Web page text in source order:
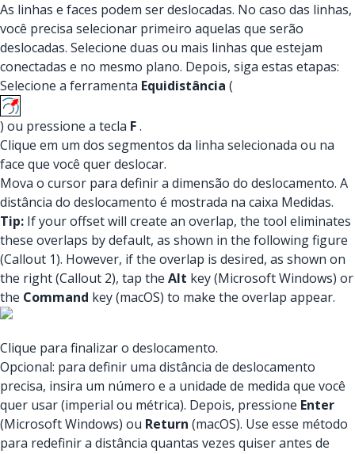
As linhas e faces podem ser deslocadas. No caso das linhas,
você precisa selecionar primeiro aquelas que serão
deslocadas. Selecione duas ou mais linhas que estejam
conectadas e no mesmo plano. Depois, siga estas etapas:
Selecione a ferramenta Equidistância (
) ou pressione a tecla F.
Clique em um dos segmentos da linha selecionada ou na
face que você quer deslocar.
Mova o cursor para definir a dimensão do deslocamento. A
distância do deslocamento é mostrada na caixa Medidas.
Tip: If your offset will create an overlap, the tool eliminates
these overlaps by default, as shown in the following figure
(Callout 1). However, if the overlap is desired, as shown on
the right (Callout 2), tap the Alt key (Microsoft Windows) or
the Command key (macOS) to make the overlap appear.
Clique para finalizar o deslocamento.
Opcional: para definir uma distância de deslocamento
precisa, insira um número e a unidade de medida que você
quer usar (imperial ou métrica). Depois, pressione Enter
(Microsoft Windows) ou Return (macOS). Use esse método
para redefinir a distância quantas vezes quiser antes de